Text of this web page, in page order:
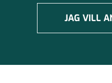
JAG VILL